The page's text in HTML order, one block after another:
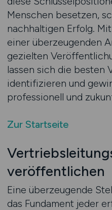
Menschen besetzen,
nachhaltigen Erfolg.
einer überzeugenden
gezielten
lassen sich die besten
identifizieren und
professionell und
Zur Startseite
veröffentlichen
Eine überzeugende
das Fundament jeder